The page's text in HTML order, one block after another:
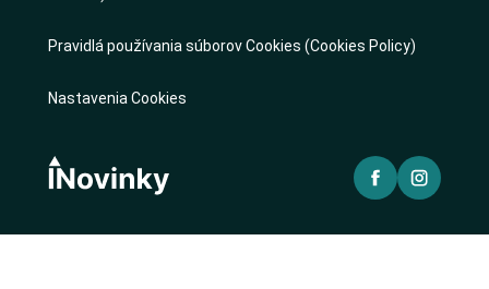
Pravidlá používania súborov Cookies (Cookies Policy)
Nastavenia Cookies